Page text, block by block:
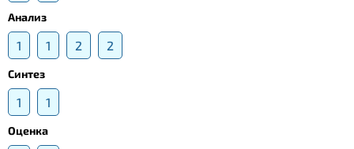
Анализ
1 1 2 2
Синтез
1 1
Оценка